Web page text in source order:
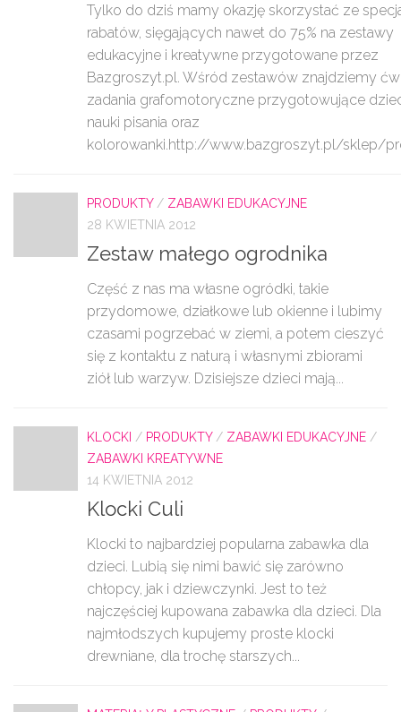
Tylko do dziś mamy okazję skorzystać ze
rabatów, sięgających nawet do 75% na zestawy
edukacyjne i kreatywne przygotowane przez
Bazgroszyt.pl. Wśród zestawów znajdziemy
zadania grafomotoryczne przygotowujące
nauki pisania oraz
kolorowanki.http://www.bazgroszyt.pl/sklep/
PRODUKTY/ ZABAWKI EDUKACYJNE
28 KWIETNIA 2012
Zestaw małego ogrodnika
Część z nas ma własne ogródki, takie
przydomowe, działkowe lub okienne i lubimy
czasami pogrzebać w ziemi, a potem cieszyć
się z kontaktu z naturą i własnymi zbiorami
ziół lub warzyw. Dzisiejsze dzieci mają...
KLOCKI / PRODUKTY/ ZABAWKI EDUKACYJNE /
ZABAWKI KREATYWNE
14 KWIETNIA 2012
Klocki Culi
Klocki to najbardziej popularna zabawka dla
dzieci. Lubią się nimi bawić się zarówno
chłopcy, jak i dziewczynki. Jest to też
najczęściej kupowana zabawka dla dzieci. Dla
najmłodszych kupujemy proste klocki
drewniane, dla trochę starszych...